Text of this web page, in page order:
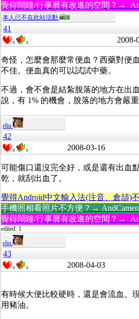
覺得鬧鐘/行事曆有改進的空間？→
本人已不在此站活動
41
0 0 2008-
奇怪，怎麼會那麼常便血？西藥對便
不佳。便血真的可以試試中藥。
不過，會不會是結紮脫落的地方在出
說，有 1% 的機會，脫落的地方會嚴重
eliu
42
0 0 2008-03-16
可能傷口還沒完全好，或是還有出血
乾，就刮出血了。
覺得Android中文輸入法(注音、倉頡)
手機照相看照片不方便？→
覺得鬧鐘/行事曆有改進的空間？→
edited: 1
eliu
43
0 0 2008-04-03
有時候大便比較硬時，還是會流血。
用豬油。